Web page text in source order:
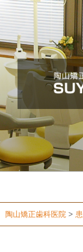
コ
ン
ン
ツ
ス
キ
ッ
プ
陶山矯正歯科医院 >